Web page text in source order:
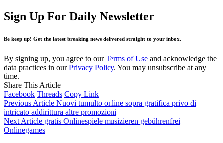
Sign Up For Daily Newsletter
Be keep up! Get the latest breaking news delivered straight to your inbox.
By signing up, you agree to ourTerms of Use and acknowledge the
data practices in ourPrivacy Policy. You may unsubscribe at any
time.
Share This Article
Facebook Threads Copy Link
Previous Article Nuovi tumulto online sopra gratifica privo di
intricato addirittura altre promozioni
Next Article gratis Onlinespiele musizieren gebührenfrei
Onlinegames